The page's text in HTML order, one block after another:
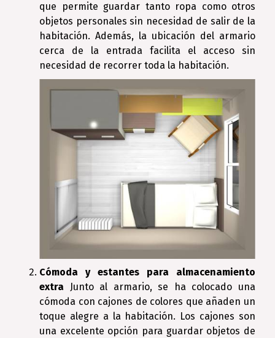
que permite guardar tanto ropa como otros
objetos personales sin necesidad de salir de la
habitación. Además, la ubicación del armario
cerca de la entrada facilita el acceso sin
necesidad de recorrer toda la habitación.
Cómoda y estantes para almacenamiento
extra Junto al armario, se ha colocado una
cómoda con cajones de colores que añaden un
toque alegre a la habitación. Los cajones son
una excelente opción para guardar objetos de